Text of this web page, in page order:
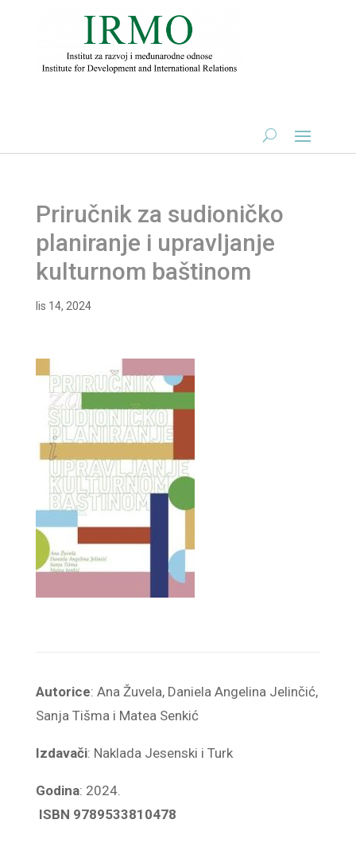
Priručnik za sudioničko
planiranje i upravljanje
kulturnom baštinom
lis 14, 2024
Autorice: Ana Žuvela, Daniela Angelina Jelinčić,
Sanja Tišma i Matea Senkić
Izdavači: Naklada Jesenski i Turk
Godina: 2024.
ISBN 9789533810478